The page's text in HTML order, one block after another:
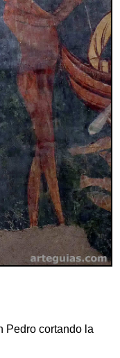
Pedro cortando la